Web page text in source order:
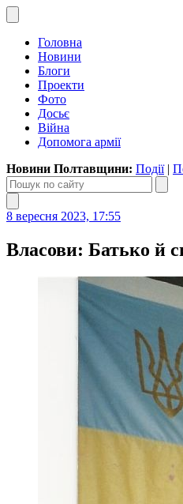
Головна
Новини
Блоги
Проекти
Фото
Досьє
Війна
Допомога армії
Новини Полтавщини: Події|
8 вересня 2023, 17:55
Власови: Батько й